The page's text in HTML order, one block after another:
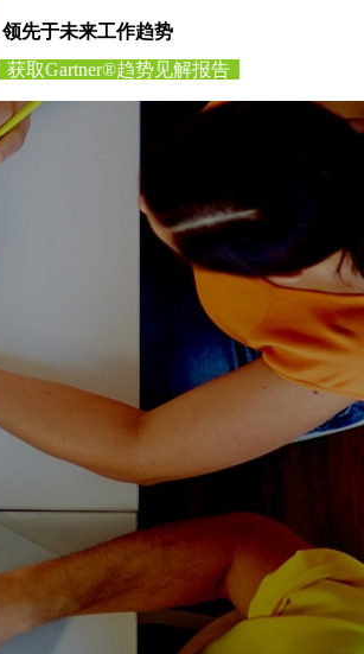
领先于未来工作趋势
获取Gartner®趋势见解报告